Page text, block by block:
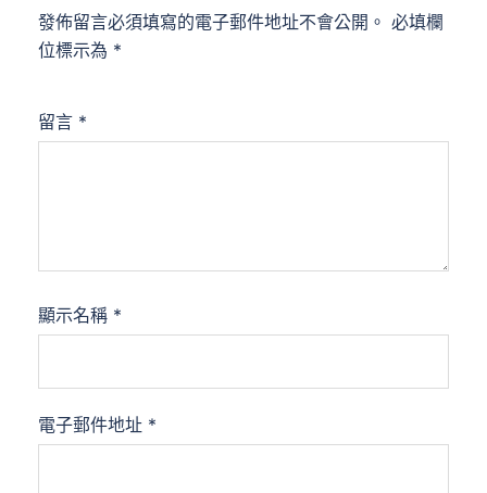
發佈留言必須填寫的電子郵件地址不會公開。 必填欄
位標示為 *
留言 *
顯示名稱 *
電子郵件地址 *